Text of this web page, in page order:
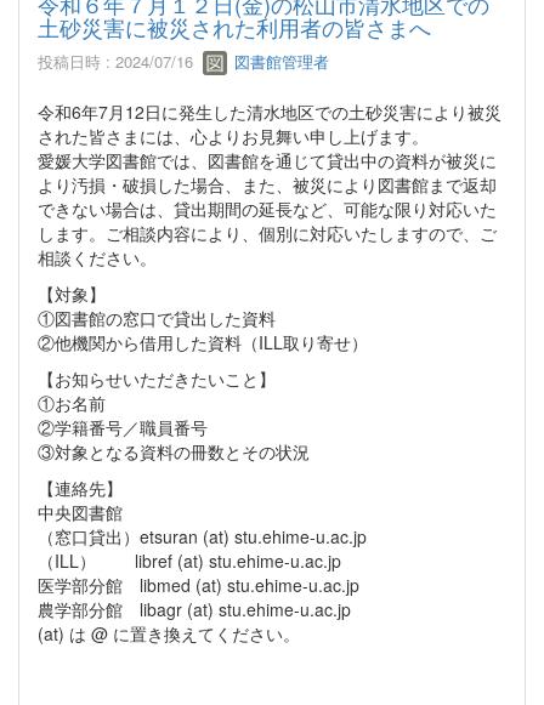
土砂災害に被災された利用者の皆さまへ
投稿日時 : 2024/07/16 図書館管理者
令和6年7月12日に発生した清水地区での土砂災害により被災
された皆さまには、心よりお見舞い申し上げます。
愛媛大学図書館では、図書館を通じて貸出中の資料が被災に
より汚損・破損した場合、また、被災により図書館まで返却
できない場合は、貸出期間の延長など、可能な限り対応いた
します。ご相談内容により、個別に対応いたしますので、ご
相談ください。
【対象】
①図書館の窓口で貸出した資料
②他機関から借用した資料（ILL取り寄せ）
【お知らせいただきたいこと】
①お名前
②学籍番号／職員番号
③対象となる資料の冊数とその状況
【連絡先】
中央図書館
（窓口貸出）etsuran (at) stu.ehime-u.ac.jp
（ILL） libref (at) stu.ehime-u.ac.jp
医学部分館 libmed (at) stu.ehime-u.ac.jp
農学部分館 libagr (at) stu.ehime-u.ac.jp
(at) は @ に置き換えてください。